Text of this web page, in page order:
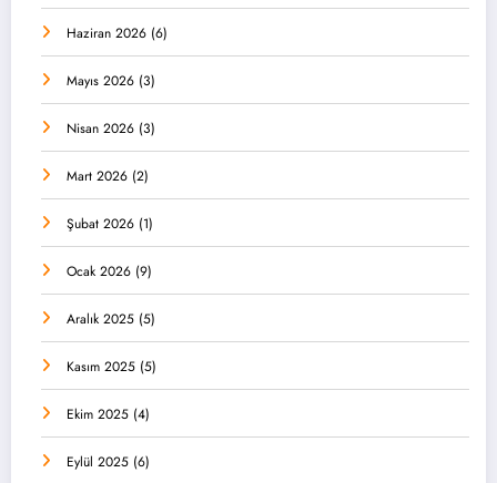
Haziran 2026 (6)
Mayıs 2026 (3)
Nisan 2026 (3)
Mart 2026 (2)
Şubat 2026 (1)
Ocak 2026 (9)
Aralık 2025 (5)
Kasım 2025 (5)
Ekim 2025 (4)
Eylül 2025 (6)